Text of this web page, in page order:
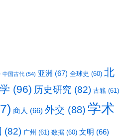
中国古代 (54) 亚洲 (67) 全球史 (60) 北
(96) 历史研究 (82) 古籍 (61)
商人 (66) 外交 (88) 学术
(82) 广州 (61) 数据 (60) 文明 (66)